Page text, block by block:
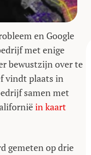
en Google
met enige
bewustzijn over te
vindt plaats in
samen met
in kaart
gemeten op drie